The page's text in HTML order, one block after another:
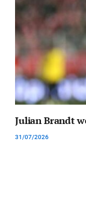
Julian Brandt
31/07/2026